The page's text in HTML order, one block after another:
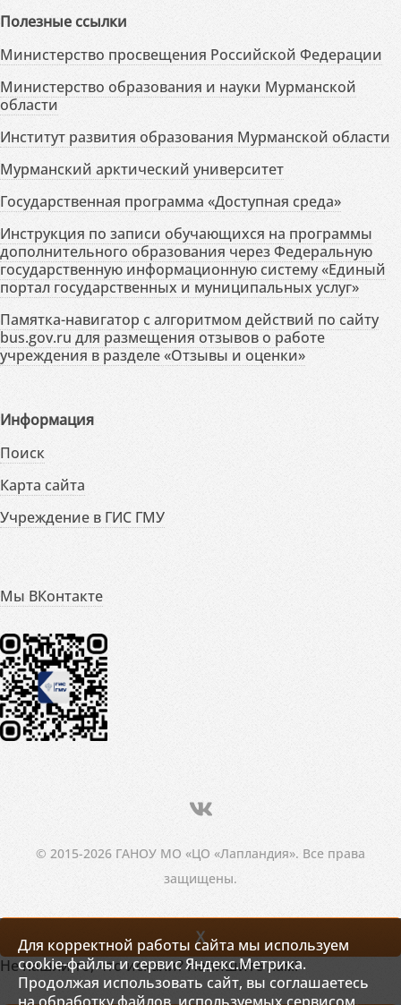
Полезные ссылки
Министерство просвещения Российской Федерации
Министерство образования и науки Мурманской
области
Институт развития образования Мурманской области
Мурманский арктический университет
Государственная программа «Доступная среда»
Инструкция по записи обучающихся на программы
дополнительного образования через Федеральную
государственную информационную систему «Единый
портал государственных и муниципальных услуг»
Памятка-навигатор с алгоритмом действий по сайту
bus.gov.ru для размещения отзывов о работе
учреждения в разделе «Отзывы и оценки»
Информация
Поиск
Карта сайта
Учреждение в ГИС ГМУ
Мы ВКонтакте
© 2015-2026 ГАНОУ МО «ЦО «Лапландия». Все права
защищены.
Для корректной работы сайта мы используем
cookie-файлы и сервис Яндекс.Метрика.
Продолжая использовать сайт, вы соглашаетесь
X
Не нашли то, что искали? Напишите нам!